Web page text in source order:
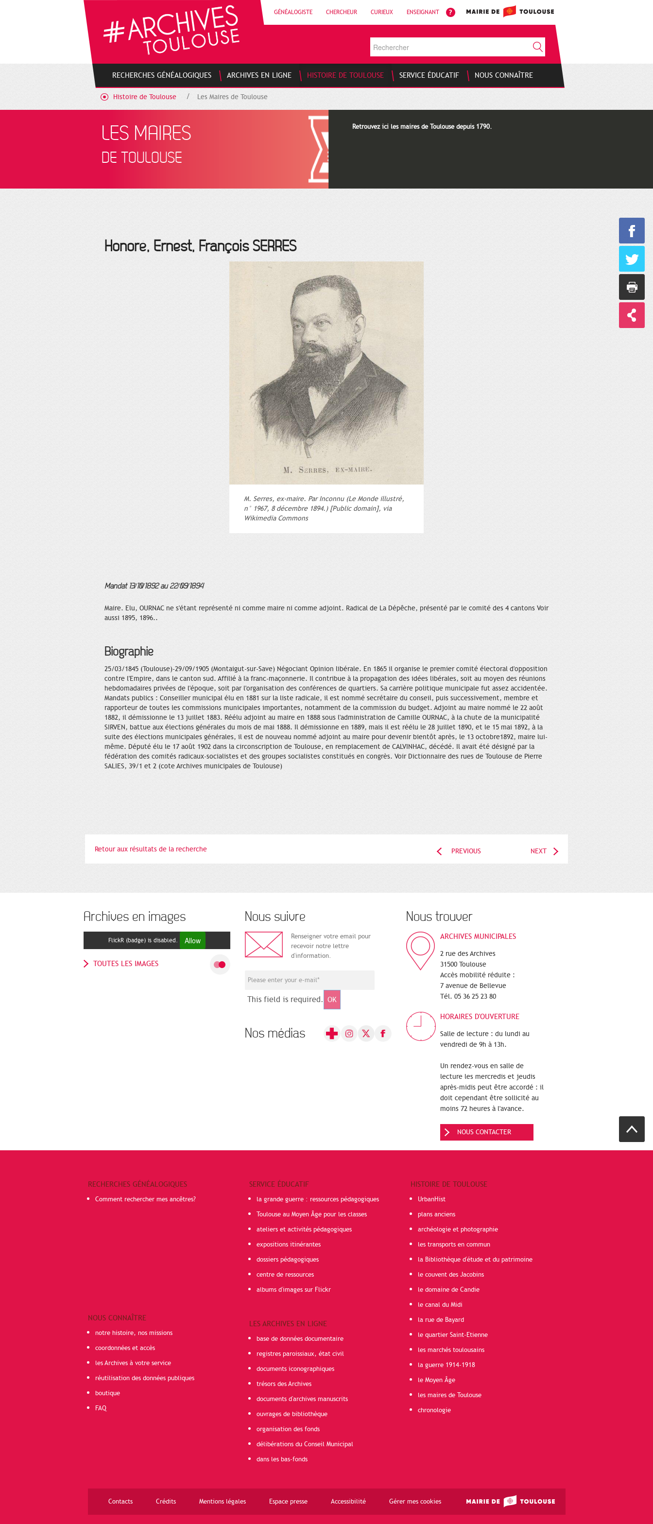
GÉNÉALOGISTE CHERCHEUR CURIEUX ENSEIGNANT
RECHERCHES GÉNÉALOGIQUES ARCHIVES EN LIGNE HISTOIRE DE TOULOUSE SERVICE ÉDUCATIF NOUS CONNAÎTRE
Histoire de Toulouse Les Maires de Toulouse
LES MAIRES
DE TOULOUSE
Retrouvez ici les maires de Toulouse depuis 1790.
Honoré, Ernest, François SERRES
M. Serres, ex-maire. Par Inconnu (Le Monde illustré,
n° 1967, 8 décembre 1894.) [Public domain], via
Wikimedia Commons
Mandat 13/10/1892 au 22/09/1894
Maire. Elu, OURNAC ne s'étant représenté ni comme maire ni comme adjoint. Radical de La Dépêche, présenté par le comité des 4 cantons Voir
aussi 1895, 1896..
Biographie
25/03/1845 (Toulouse)-29/09/1905 (Montaigut-sur-Save) Négociant Opinion libérale. En 1865 il organise le premier comité électoral d'opposition
contre l'Empire, dans le canton sud. Affilié à la franc-maçonnerie. Il contribue à la propagation des idées libérales, soit au moyen des réunions
hebdomadaires privées de l'époque, soit par l'organisation des conférences de quartiers. Sa carrière politique municipale fut assez accidentée.
Mandats publics : Conseiller municipal élu en 1881 sur la liste radicale, il est nommé secrétaire du conseil, puis successivement, membre et
rapporteur de toutes les commissions municipales importantes, notamment de la commission du budget. Adjoint au maire nommé le 22 août
1882, il démissionne le 13 juillet 1883. Réélu adjoint au maire en 1888 sous l'administration de Camille OURNAC, à la chute de la municipalité
SIRVEN, battue aux élections générales du mois de mai 1888. Il démissionne en 1889, mais il est réélu le 28 juillet 1890, et le 15 mai 1892, à la
suite des élections municipales générales, il est de nouveau nommé adjoint au maire pour devenir bientôt après, le 13 octobre1892, maire lui-
même. Député élu le 17 août 1902 dans la circonscription de Toulouse, en remplacement de CALVINHAC, décédé. Il avait été désigné par la
fédération des comités radicaux-socialistes et des groupes socialistes constitués en congrès. Voir Dictionnaire des rues de Toulouse de Pierre
SALIES, 39/1 et 2 (cote Archives municipales de Toulouse)
Retour aux résultats de la recherche PREVIOUS NEXT
Archives en images
FlickR (badge) is disabled. Allow
TOUTES LES IMAGES
Nous suivre
Renseigner votre email pour
recevoir notre lettre
d'information.
This field is required. OK
Nos médias
Nous trouver
ARCHIVES MUNICIPALES
2 rue des Archives
31500 Toulouse
Accès mobilité réduite :
7 avenue de Bellevue
Tél. 05 36 25 23 80
HORAIRES D'OUVERTURE
Salle de lecture : du lundi au
vendredi de 9h à 13h.
Un rendez-vous en salle de
lecture les mercredis et jeudis
après-midis peut être accordé : il
doit cependant être sollicité au
moins 72 heures à l'avance.
NOUS CONTACTER
RECHERCHES GÉNÉALOGIQUES
Comment rechercher mes ancêtres?
NOUS CONNAÎTRE
notre histoire, nos missions
coordonnées et accès
les Archives à votre service
réutilisation des données publiques
boutique
FAQ
SERVICE ÉDUCATIF
la grande guerre : ressources pédagogiques
Toulouse au Moyen Âge pour les classes
ateliers et activités pédagogiques
expositions itinérantes
dossiers pédagogiques
centre de ressources
albums d'images sur Flickr
LES ARCHIVES EN LIGNE
base de données documentaire
registres paroissiaux, état civil
documents iconographiques
trésors des Archives
documents d'archives manuscrits
ouvrages de bibliothèque
organisation des fonds
délibérations du Conseil Municipal
dans les bas-fonds
HISTOIRE DE TOULOUSE
UrbanHist
plans anciens
archéologie et photographie
les transports en commun
la Bibliothèque d'étude et du patrimoine
le couvent des Jacobins
le domaine de Candie
le canal du Midi
la rue de Bayard
le quartier Saint-Etienne
les marchés toulousains
la guerre 1914-1918
le Moyen Âge
les maires de Toulouse
chronologie
Contacts Crédits Mentions légales Espace presse Accessibilité Gérer mes cookies
Cookies management panel